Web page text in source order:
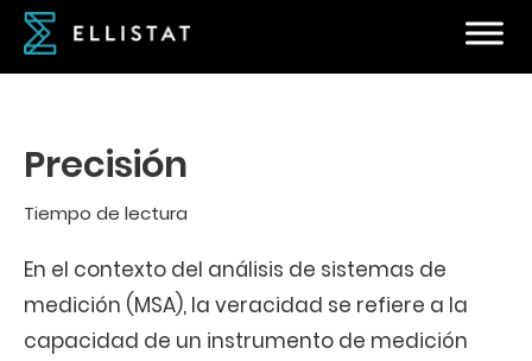
Precisión
Tiempo de lectura
En el contexto del análisis de sistemas de
medición (MSA), la veracidad se refiere a la
capacidad de un instrumento de medición